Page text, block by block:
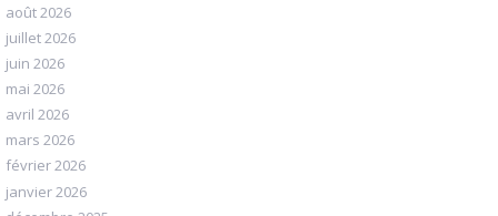
août 2026
juillet 2026
juin 2026
mai 2026
avril 2026
mars 2026
février 2026
janvier 2026